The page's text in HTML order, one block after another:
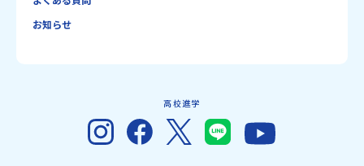
お知らせ
高校進学